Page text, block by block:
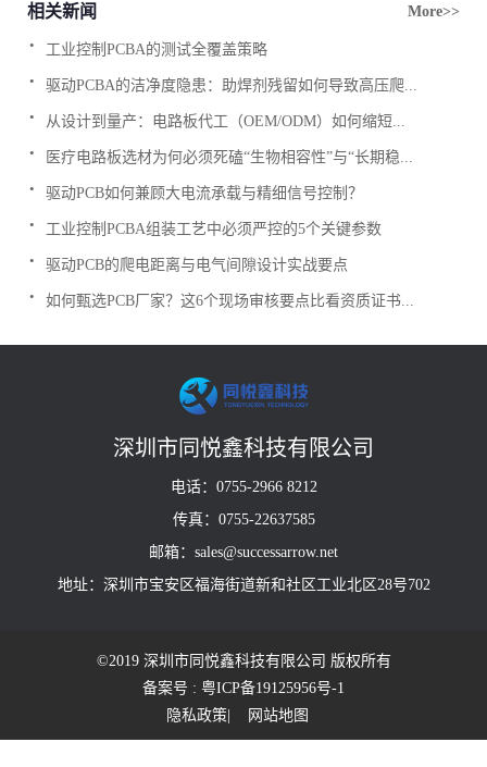
相关新闻 More>>
工业控制PCBA的测试全覆盖策略
.
驱动PCBA的洁净度隐患：助焊剂残留如何导致高压爬...
.
从设计到量产：电路板代工（OEM/ODM）如何缩短...
.
医疗电路板选材为何必须死磕“生物相容性”与“长期稳...
.
驱动PCB如何兼顾大电流承载与精细信号控制？
.
工业控制PCBA组装工艺中必须严控的5个关键参数
.
驱动PCB的爬电距离与电气间隙设计实战要点
.
如何甄选PCB厂家？这6个现场审核要点比看资质证书...
.
深圳市同悦鑫科技有限公司
电话：0755-2966 8212
传真：0755-22637585
邮箱：sales@successarrow.net
地址：深圳市宝安区福海街道新和社区工业北区28号702
©2019 深圳市同悦鑫科技有限公司 版权所有
备案号 : 粤ICP备19125956号-1
| 网站地图
隐私政策